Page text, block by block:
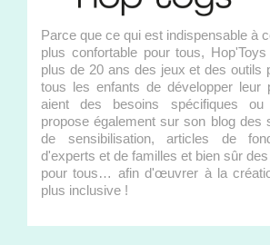
Parce que ce qui est indispensable à
plus confortable pour tous,
plus de 20 ans des jeux et des outils
tous les enfants de développer leur
aient des besoins spécifiques ou
propose également sur son blog des
de sensibilisation, articles de
d'experts et de familles et bien sûr
pour tous… afin d'œuvrer à la
plus inclusive !